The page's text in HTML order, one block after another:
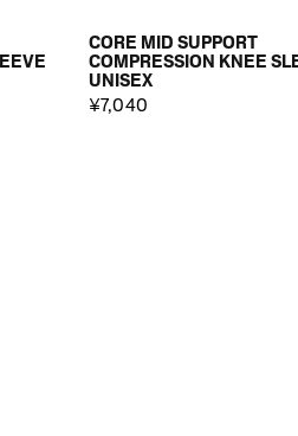
CORE MID SUPPORT
COMPRESSION KNEE
UNISEX
¥7,040